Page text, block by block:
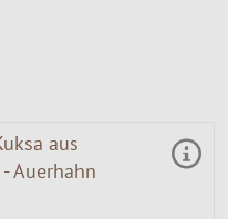
aus
Auerhahn